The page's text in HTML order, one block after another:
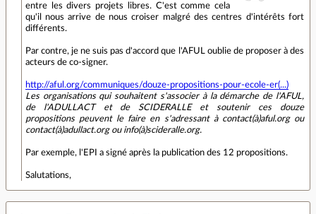
entre les divers projets libres. C'est comme cela
qu'il nous arrive de nous croiser malgré des centres d'intérêts fort
différents.
Par contre, je ne suis pas d'accord que l'AFUL oublie de proposer à des
acteurs de co-signer.
http://aful.org/communiques/douze-propositions-pour-ecole-er(...)
Les organisations qui souhaitent s'associer à la démarche de l'AFUL,
de l'ADULLACT et de SCIDERALLE et soutenir ces douze
propositions peuvent le faire en s'adressant à contact(à)aful.org ou
contact(à)adullact.org ou info(à)scideralle.org.
Par exemple, l'EPI a signé après la publication des 12 propositions.
Salutations,